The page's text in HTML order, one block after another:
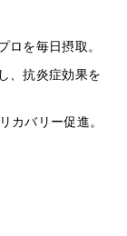
ロを毎日摂取。
、抗炎症効果を
カバリー促進。